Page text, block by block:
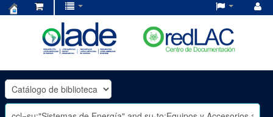
OLADE
-